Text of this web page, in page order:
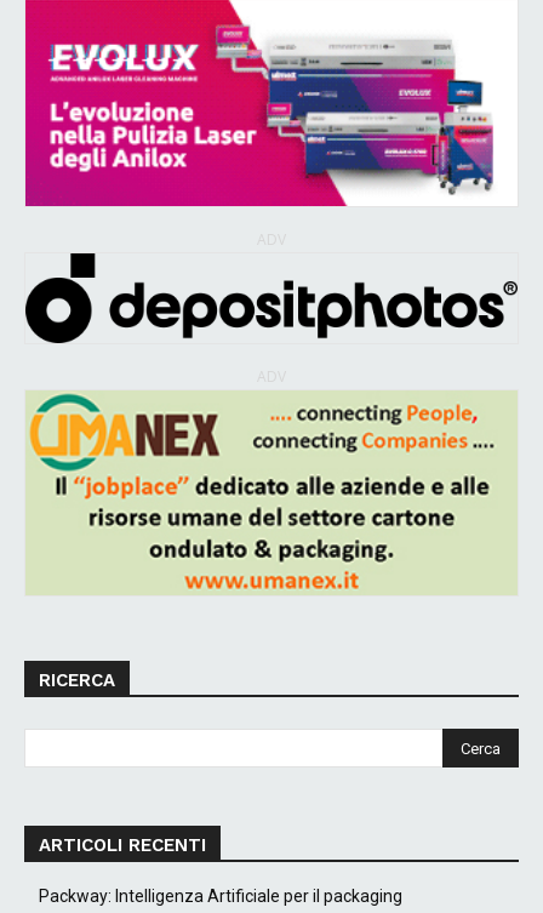
RICERCA
ARTICOLI RECENTI
Packway: Intelligenza Artificiale per il packaging